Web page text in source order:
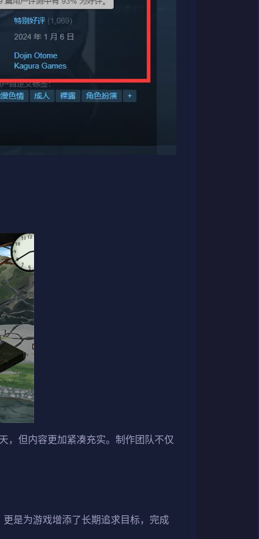
，但内容更加紧凑充实。制作团队不仅
是为游戏增添了长期追求目标，完成